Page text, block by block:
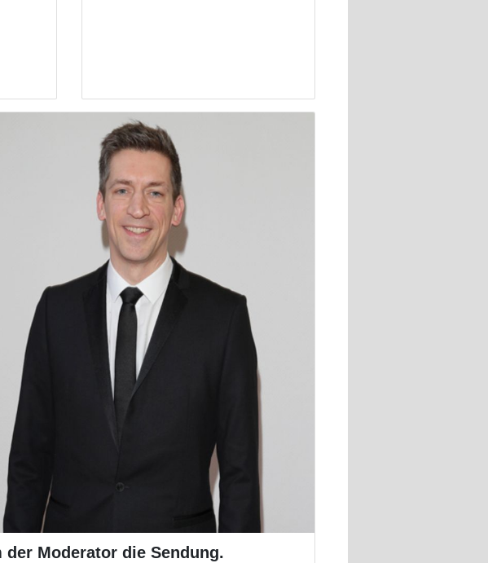
Moderator die Sendung.